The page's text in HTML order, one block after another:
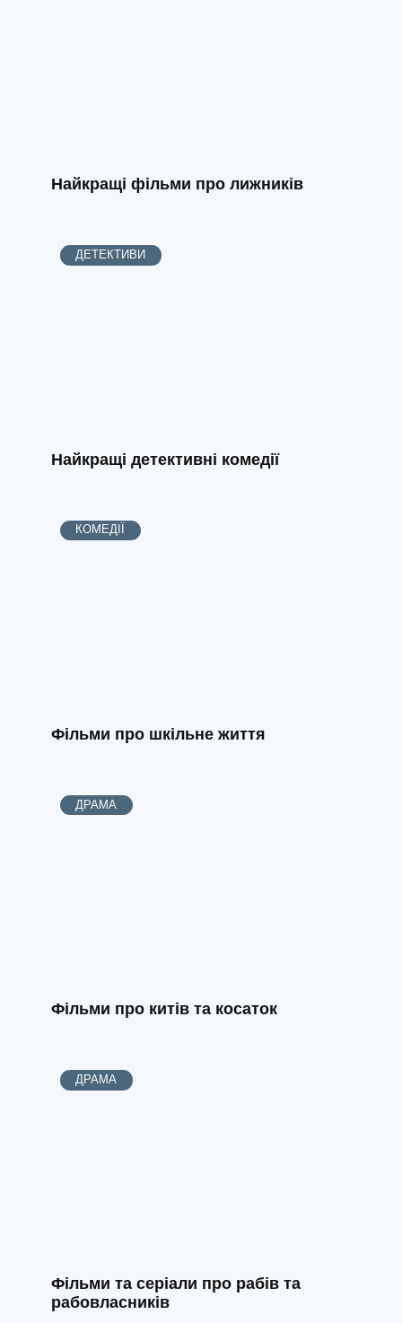
Найкращі фільми про лижників
ДЕТЕКТИВИ
Найкращі детективні комедії
КОМЕДІЇ
Фільми про шкільне життя
ДРАМА
Фільми про китів та косаток
ДРАМА
Фільми та серіали про рабів та
рабовласників